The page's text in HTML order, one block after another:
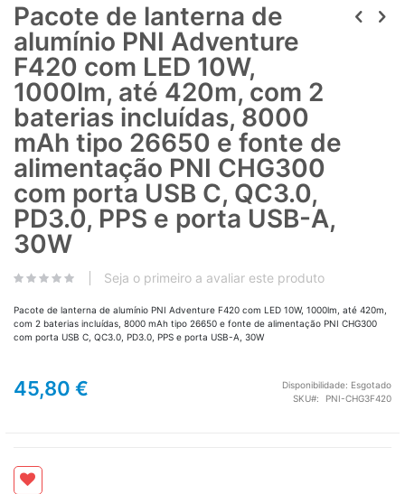
Pacote de lanterna de
alumínio PNI Adventure
F420 com LED 10W,
1000lm, até 420m, com 2
baterias incluídas, 8000
mAh tipo 26650 e fonte de
alimentação PNI CHG300
com porta USB C, QC3.0,
PD3.0, PPS e porta USB-A,
30W
Seja o primeiro a avaliar este produto
Pacote de lanterna de alumínio PNI Adventure F420 com LED 10W, 1000lm, até 420m,
com 2 baterias incluídas, 8000 mAh tipo 26650 e fonte de alimentação PNI CHG300
com porta USB C, QC3.0, PD3.0, PPS e porta USB-A, 30W
45,80 € Disponibilidade: Esgotado
SKU
PNI-CHG3F420